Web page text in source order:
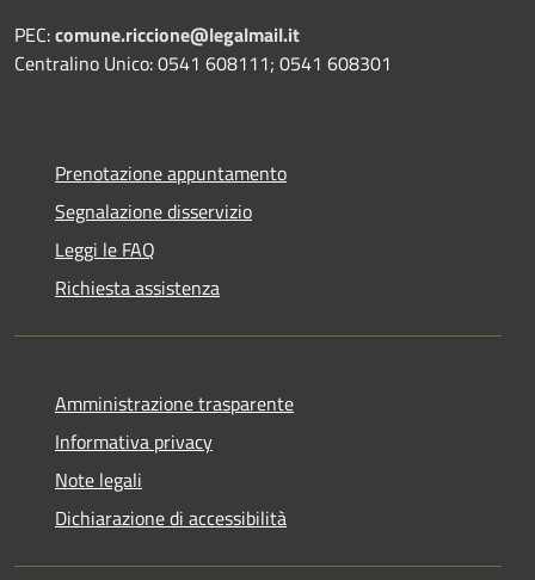
PEC:comune.riccione@legalmail.it
Centralino Unico: 0541 608111; 0541 608301
Prenotazione appuntamento
Segnalazione disservizio
Leggi le FAQ
Richiesta assistenza
Amministrazione trasparente
Informativa privacy
Note legali
Dichiarazione di accessibilità